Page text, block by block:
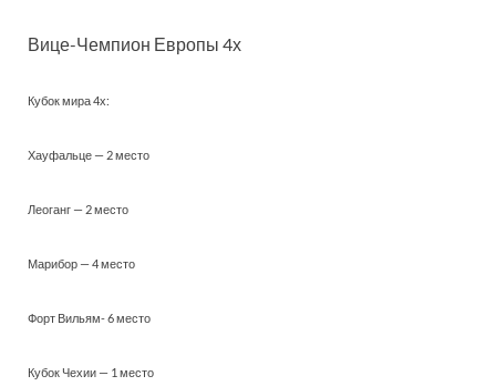
Вице-Чемпион Европы 4х
Кубок мира 4х:
Хауфальце — 2 место
Леоганг — 2 место
Марибор — 4 место
Форт Вильям- 6 место
Кубок Чехии — 1 место